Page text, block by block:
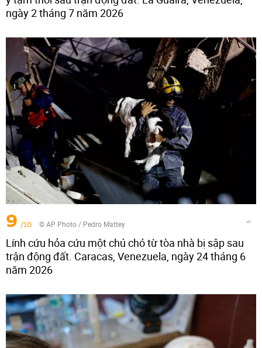
ngày 2 tháng 7 năm 2026
9 /10 © AP Photo / Pedro Mattey
Lính cứu hỏa cứu một chú chó từ tòa nhà bị sập sau
trận động đất. Caracas, Venezuela, ngày 24 tháng 6
năm 2026